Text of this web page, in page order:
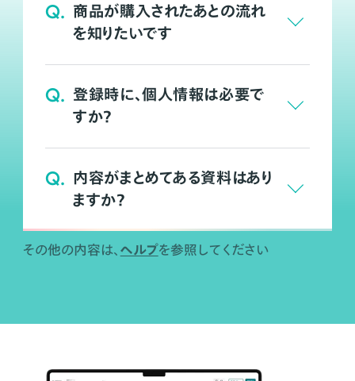
Q. 商品が購入されたあとの流れ
を知りたいです
Q. 登録時に、個人情報は必要で
すか？
Q. 内容がまとめてある資料はあり
ますか？
その他の内容は、 ヘルプを参照してください